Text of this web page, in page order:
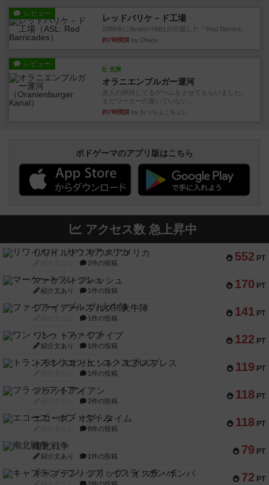
レビュー レッドバリケ－ド工場
1989年にAvalon Hill社が出版した『Red Barrica...
約7時間前 by Chaco
レビュー
充実
オラニエンブルガー運河
友人の所持してるゲームをさせてもらいました。
まだワーカーの置いていない...
約7時間前 by おっちょこちょい
ボドゲーマのアプリ版はこちら
アクセス数 急上昇中
552 PT
リワイルド：サウスアメリカ
2件の投稿
170 PT
マーケットフレッシュ
紹介文あり 1件の投稿
141 PT
ファイアー・ブルズ / 火牛陣
1件の投稿
122 PT
ワン・トゥ・ファイブ
紹介文あり 1件の投稿
119 PT
トランスオリエント・エクスプレス
1件の投稿
118 PT
フラットアイアン
2件の投稿
118 PT
エコーズ・オブ・タイム
8件の投稿
79 PT
南北戦争
紹介文あり 1件の投稿
72 PT
キャプテン・フリップ：イスラ・ボンバ